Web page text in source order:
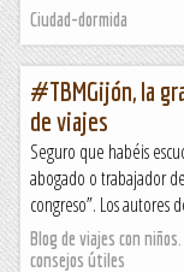
Ciudad-dormida
#TBMGijón, la
de viajes
Seguro que habéis
abogado o trabajador
congreso”. Los autores
Blog de viajes con
consejos útiles